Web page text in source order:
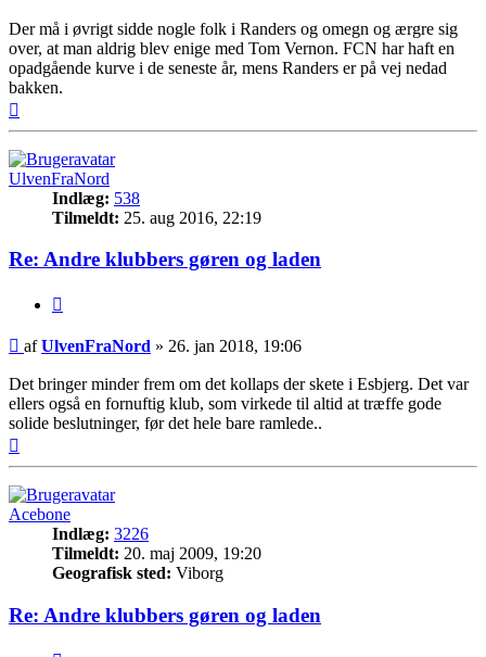
Der må i øvrigt sidde nogle folk i Randers og omegn og ærgre sig
over, at man aldrig blev enige med Tom Vernon. FCN har haft en
opadgående kurve i de seneste år, mens Randers er på vej nedad
bakken.
UlvenFraNord
Indlæg: 538
Tilmeldt: 25. aug 2016, 22:19
Re: Andre klubbers gøren og laden
Indlæg
afUlvenFraNord » 26. jan 2018, 19:06
Det bringer minder frem om det kollaps der skete i Esbjerg. Det var
ellers også en fornuftig klub, som virkede til altid at træffe gode
solide beslutninger, før det hele bare ramlede..
Acebone
Indlæg: 3226
Tilmeldt: 20. maj 2009, 19:20
Geografisk sted: Viborg
Re: Andre klubbers gøren og laden